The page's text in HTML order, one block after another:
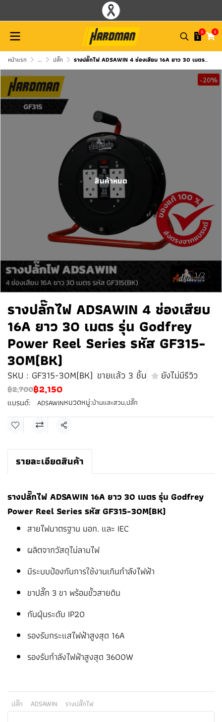
0 0
หน้าแรก ... ปลั๊ก รางปลั๊กไฟ ADSAWIN 4 ช่องเสียบ 16A ยาว 30 เมตร รุ่น Godfrey Power Reel Series รหัส GF315-30M(BK)
1/2
-20%
สินค้าหมด
รางปลั๊กไฟ ADSAWIN 4 ช่องเสียบ
16A ยาว 30 เมตร รุ่น Godfrey
Power Reel Series รหัส GF315-
30M(BK)
SKU : GF315-30M(BK) ขายแล้ว 3 ชิ้น ยังไม่มีรีวิว
฿2,700฿2,150
แบรนด์: ADSAWINหมวดหมู่:บ้านและสวน,ปลั๊ก
แชร์
รายละเอียดสินค้า
รางปลั๊กไฟ ADSAWIN 16A ยาว 30 เมตร รุ่น Godfrey
Power Reel Series รหัส GF315-30M(BK)
สายไฟมาตรฐาน มอก. และ IEC
ผลิตจากวัสดุไม่ลามไฟ
มีระบบป้องกันการใช้งานเกินกำลังไฟฟ้า
ขาปลั๊ก 3 ขา พร้อมขั้วสายดิน
กันฝุ่นระดับ IP20
รองรับกระแสไฟฟ้าสูงสุด 16A
รองรับกำลังไฟฟ้าสูงสุด 3600W
ปลั๊ก ADSAWIN รางปลั๊กไฟ